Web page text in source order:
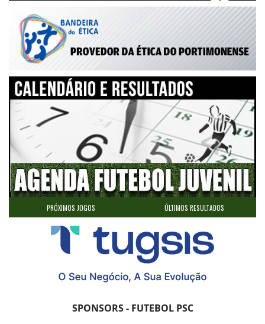
02/11/2024
04.ªJornada
Lagoa
Portimonense
26/10/2024
03.ªJornada
11 - 2
Mexilhoeira Grande
Estádio Municipal de Lagos Nº2
19/10/2024
02.ªJornada
Esp. de Lagos
1 - 4
Portimonense
Centro de Formação Portimonense SC - Campo Major DN Nº2
01.ªJornada
Portimonense
1 - 2
AEF João Moutinho
PRÓXIMOS JOGOS ÚLTIMOS RESULTADOS
SPONSORS - FUTEBOL PSC